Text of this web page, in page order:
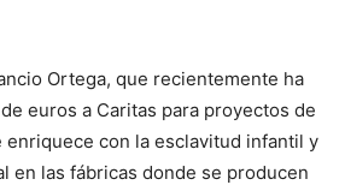
Ortega, que recientemente ha
euros a Caritas para proyectos de
enriquece con la esclavitud infantil y
en las fábricas donde se producen